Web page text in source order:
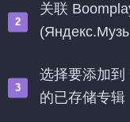
关联
选择要添加
的已存储专辑